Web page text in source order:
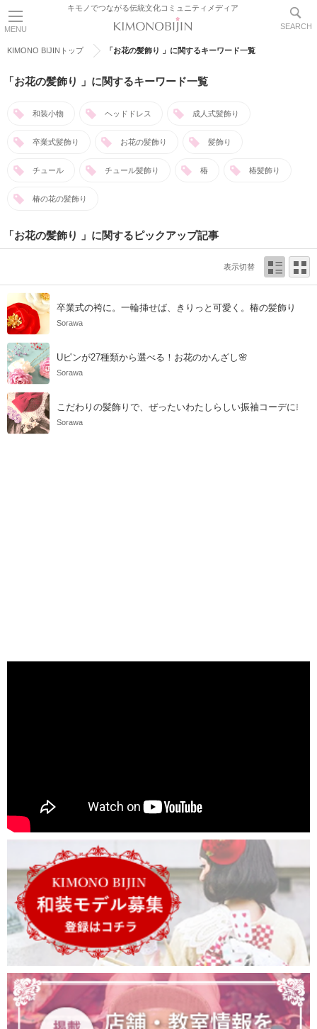
KIMONO BIJINトップ 「お花の髪飾り 」に関するキーワード一覧
「お花の髪飾り 」に関するキーワード一覧
和装小物 ヘッドドレス 成人式髪飾り
卒業式髪飾り お花の髪飾り 髪飾り
チュール チュール髪飾り 椿 椿髪飾り
椿の花の髪飾り
「お花の髪飾り 」に関するピックアップ記事
表示切替
卒業式の袴に。一輪挿せば、きりっと可愛く。椿の髪飾り
Sorawa
Uピンが27種類から選べる！お花のかんざし🌸
Sorawa
こだわりの髪飾りで、ぜったいわたしらしい振袖コーデに❕
Sorawa
MENU
キモノでつながる伝統文化コミュニティメディア
SEARCH